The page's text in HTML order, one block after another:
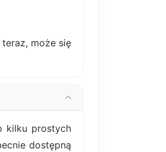
może się
kilku prostych
dostępną